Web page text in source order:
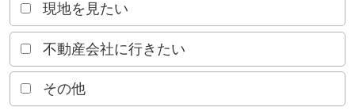
現地を見たい
不動産会社に行きたい
その他